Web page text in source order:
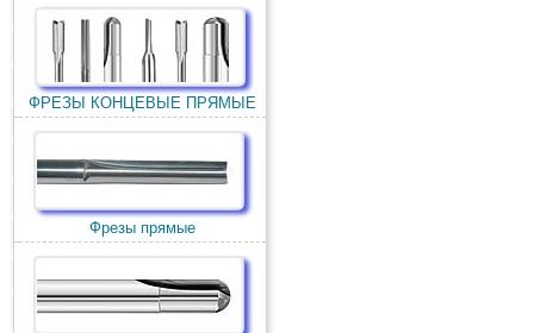
ФРЕЗЫ КОНЦЕВЫЕ ПРЯМЫЕ
Фрезы прямые